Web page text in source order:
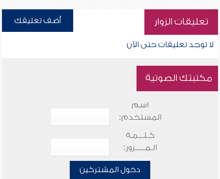
تعليقات الزوار أضف تعليقك
لا توجد تعليقات حتى الآن
مكتبتك الصوتية
اسم
المستخدم:
كـلـــمـة
الـمـــــرور:
دخول المشتركين